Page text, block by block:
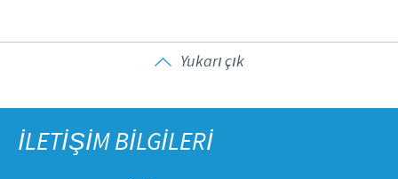
Yukarı çık
İLETİŞİM BİLGİLERİ